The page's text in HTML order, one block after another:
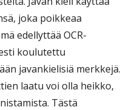
joka poikkeaa
edellyttää OCR-
koulutettu
javankielisiä merkkejä.
laatu voi olla heikko,
Tästä